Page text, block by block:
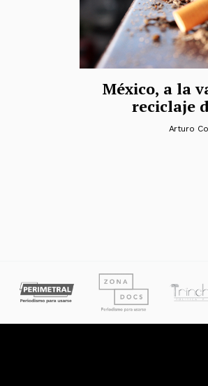
México, a la
reciclaje
Arturo